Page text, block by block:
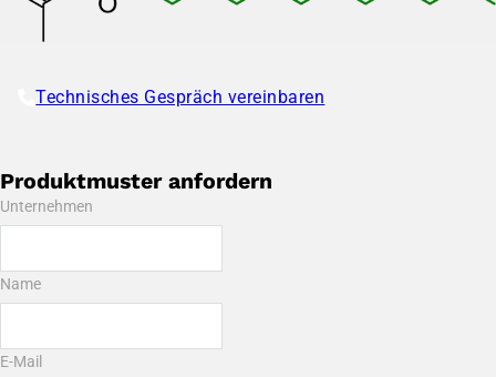
Technisches Gespräch vereinbaren
Produktmuster anfordern
Unternehmen
Name
E-Mail